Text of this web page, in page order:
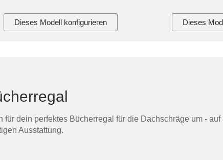
Dieses Modell konfigurieren Dieses
dein perfektes Bücherregal für die Dachschräge um - auf
Ausstattung.